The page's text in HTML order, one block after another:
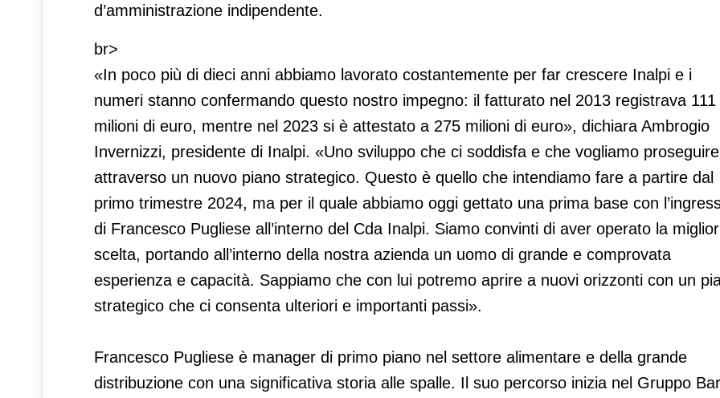
d’amministrazione indipendente.
br>
«In poco più di dieci anni abbiamo lavorato costantemente per far crescere Inalpi e i
numeri stanno confermando questo nostro impegno: il fatturato nel 2013 registrava 111
milioni di euro, mentre nel 2023 si è attestato a 275 milioni di euro», dichiara Ambrogio
Invernizzi, presidente di Inalpi. «Uno sviluppo che ci soddisfa e che vogliamo proseguire
attraverso un nuovo piano strategico. Questo è quello che intendiamo fare a partire dal
primo trimestre 2024, ma per il quale abbiamo oggi gettato una prima base con
di Francesco Pugliese all’interno del Cda Inalpi. Siamo convinti di aver operato la miglior
scelta, portando all’interno della nostra azienda un uomo di grande e comprovata
esperienza e capacità. Sappiamo che con lui potremo aprire a nuovi orizzonti con un
strategico che ci consenta ulteriori e importanti passi».
Francesco Pugliese è manager di primo piano nel settore alimentare e della grande
distribuzione con una significativa storia alle spalle. Il suo percorso inizia nel Gruppo